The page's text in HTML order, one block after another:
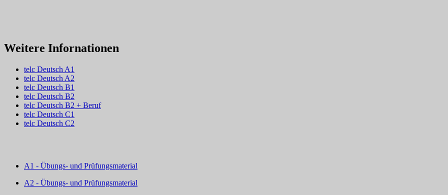
Weitere Infornationen
telc Deutsch A1
telc Deutsch A2
telc Deutsch B1
telc Deutsch B2
telc Deutsch B2 + Beruf
telc Deutsch C1
telc Deutsch C2
A1 - Übungs- und Prüfungsmaterial
A2 - Übungs- und Prüfungsmaterial